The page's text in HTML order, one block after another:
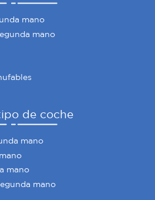
mano
mano
de coche
mano
mano
mano